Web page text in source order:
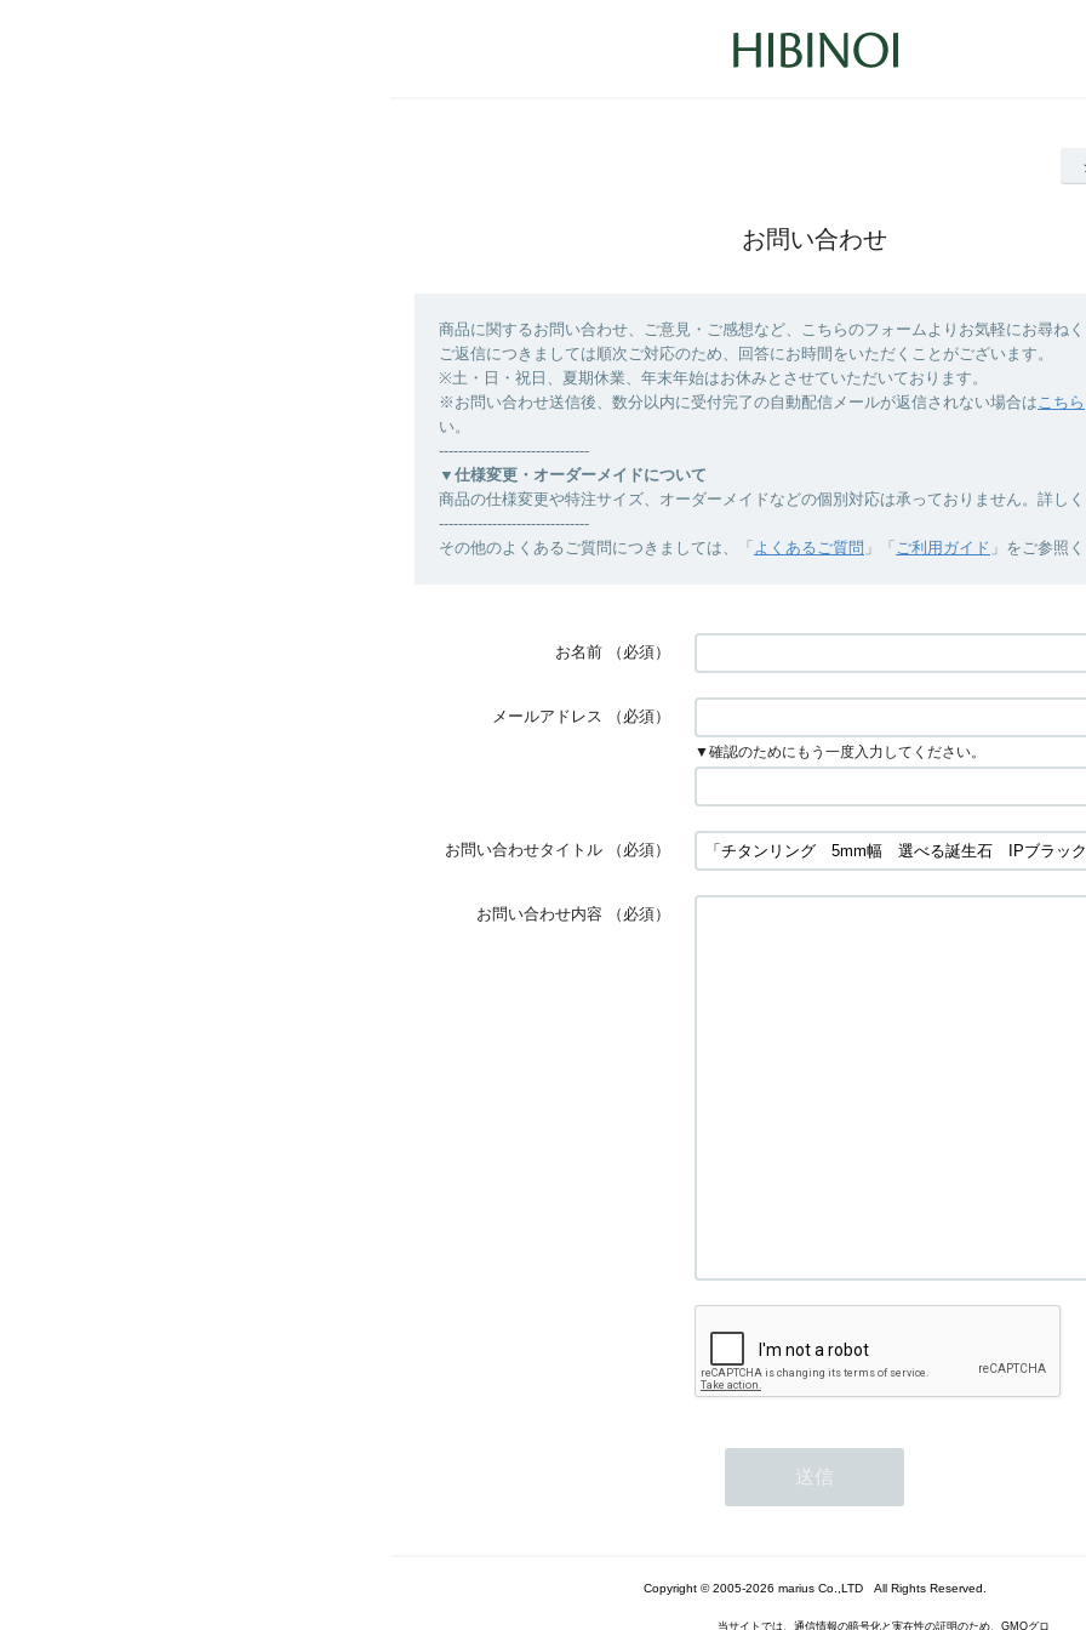
お問い合わせ
商品に関するお問い合わせ、ご意見・ご感想など、こちらのフォームよりお気軽にお尋ね
ご返信につきましては順次ご対応のため、回答にお時間をいただくことがございます。
※土・日・祝日、夏期休業、年末年始はお休みとさせていただいております。
※お問い合わせ送信後、数分以内に受付完了の自動配信メールが返信されない場合はこちら
い。
-------------------------------
▼仕様変更・オーダーメイドについて
商品の仕様変更や特注サイズ、オーダーメイドなどの個別対応は承っておりません。詳し
-------------------------------
その他のよくあるご質問につきましては、「 よくあるご質問 」「 ご利用ガイド 」をご参照
お名前 （必須）
メールアドレス （必須）
▼確認のためにもう一度入力してください。
お問い合わせタイトル （必須）
お問い合わせ内容 （必須）
Copyright © 2005-2026 marius Co.,LTD All Rights Reserved.
当サイトでは、通信情報の暗号化と実在性の証明のため、GMOグロ